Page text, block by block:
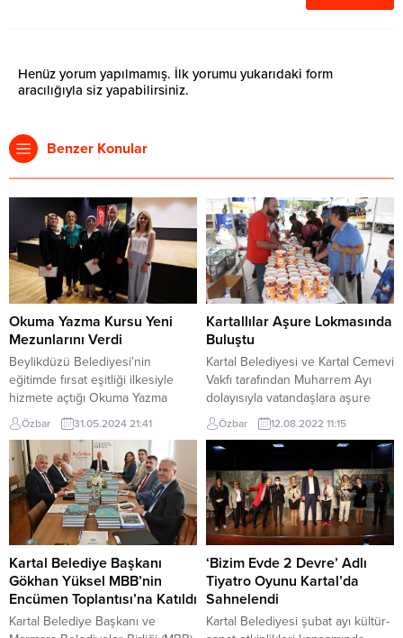
Henüz yorum yapılmamış. İlk yorumu yukarıdaki form
aracılığıyla siz yapabilirsiniz.
Benzer Konular
Okuma Yazma Kursu Yeni
Mezunlarını Verdi
Beylikdüzü Belediyesi’nin
eğitimde fırsat eşitliği ilkesiyle
hizmete açtığı Okuma Yazma
Kursu’nun bu yıl ki döneminde 25
öğrenci mezun oldu. 7 ay süren
kurs sonucu mezun olan
öğrenciler katılım belgelerini,
Beylikdüzü Belediye Başkanı
Mehmet Murat Çalık ve eğitimci
kimliğiyle başından sonuna kadar
projenin destekçisi olan ve
gönüllü öğretmenliğini yapan
Zehra Çalık’ın...
Özbar 31.05.2024 21:41
Kartallılar Aşure Lokmasında
Buluştu
Kartal Belediyesi ve Kartal Cemevi
Vakfı tarafından Muharrem Ayı
dolayısıyla vatandaşlara aşure
lokması dağıtıldı.Yas-ı Matem
orucunun son gününde, Kartal
Cemevi’nde gerçekleşen aşure
lokması ikramının ardından,
Yakacık Mahallesi’nde de
vatandaşlara aşure dağıtıldı. Kartal
Cemevi’nde gerçekleşen
etkinliğe; Kartal Kaymakamı
Abdullah Demir, Kartal Belediyesi
Başkan Vekili İmam Aydın, Kartal
İlçe Emniyet Müdürü Sinan...
Özbar 12.08.2022 11:15
Kartal Belediye Başkanı
Gökhan Yüksel MBB’nin
Encümen Toplantısı’na Katıldı
Kartal Belediye Başkanı ve
‘Bizim Evde 2 Devre’ Adlı
Tiyatro Oyunu Kartal’da
Sahnelendi
Kartal Belediyesi şubat ayı kültür-